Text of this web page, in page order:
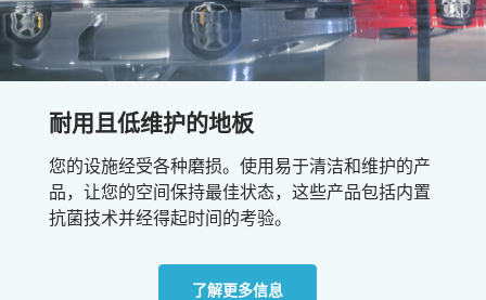
耐用且低维护的地板
您的设施经受各种磨损。使用易于清洁和维护的产
品，让您的空间保持最佳状态，这些产品包括内置
抗菌技术并经得起时间的考验。
了解更多信息